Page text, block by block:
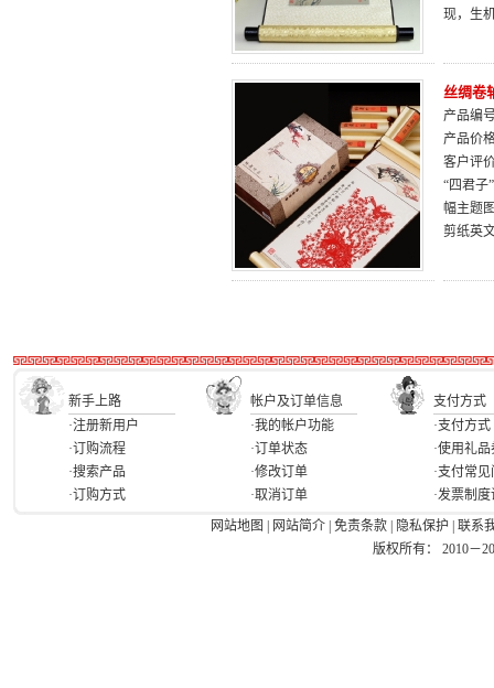
现，生
丝绸卷
产品编
产品价
客户评
“四君子
幅主题
剪纸英
新手上路 帐户及订单信息
支付方式
·注册新用户
·订购流程
·搜索产品
·订购方式
·我的帐户功能
·订单状态
·修改订单
·取消订单
·支付方式
·使用礼品
·支付常
·发票制
网站地图
网站简介 免责条款 隐私保护
联系
版权所有： 2010－